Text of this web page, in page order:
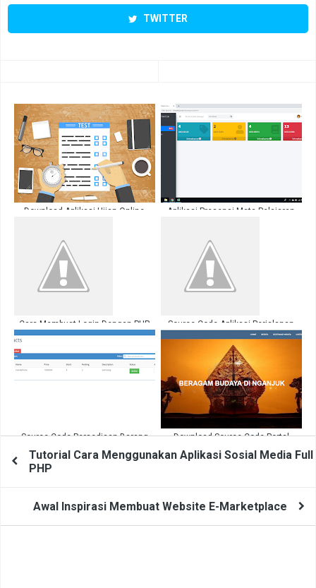
TWITTER
Download Aplikasi Ujian Online
Aplikasi Presensi Mata Pelajaran
Cara Membuat Login Dengan PHP
MySql
Source Code Aplikasi Perjalanan
Dinas PHP Full
Source Code Persediaan Barang
dan PHP API
Download Source Code Portal
Tutorial Cara Menggunakan Aplikasi Sosial Media Full
PHP
Awal Inspirasi Membuat Website E-Marketplace